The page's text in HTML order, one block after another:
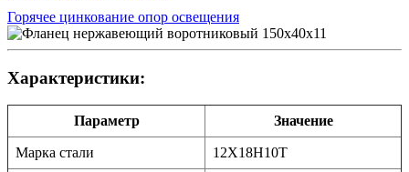
Горячее цинкование опор освещения
Характеристики:
Параметр Значение
Марка стали 12Х18Н10Т